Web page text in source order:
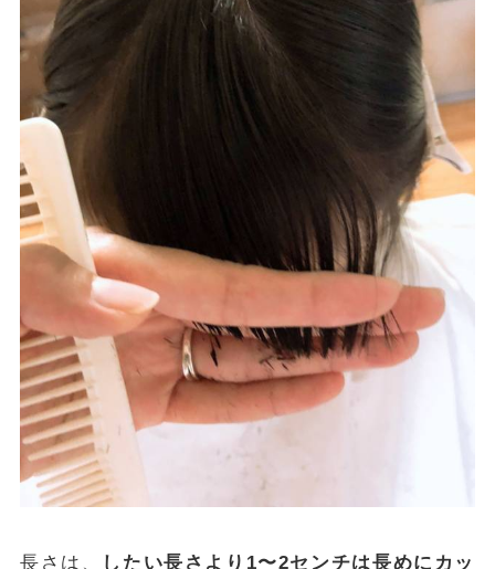
長さは、
したい長さより1〜2センチは長めにカッ